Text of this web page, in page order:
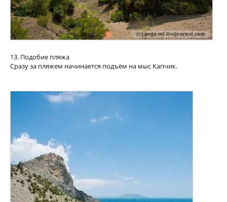
13. Подобие пляжа
Сразу за пляжем начинается подъём на мыс Капчик.